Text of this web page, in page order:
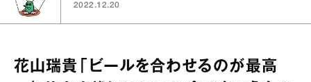
2022.12.20
花山瑞貴「ビールを合わせるのが最高